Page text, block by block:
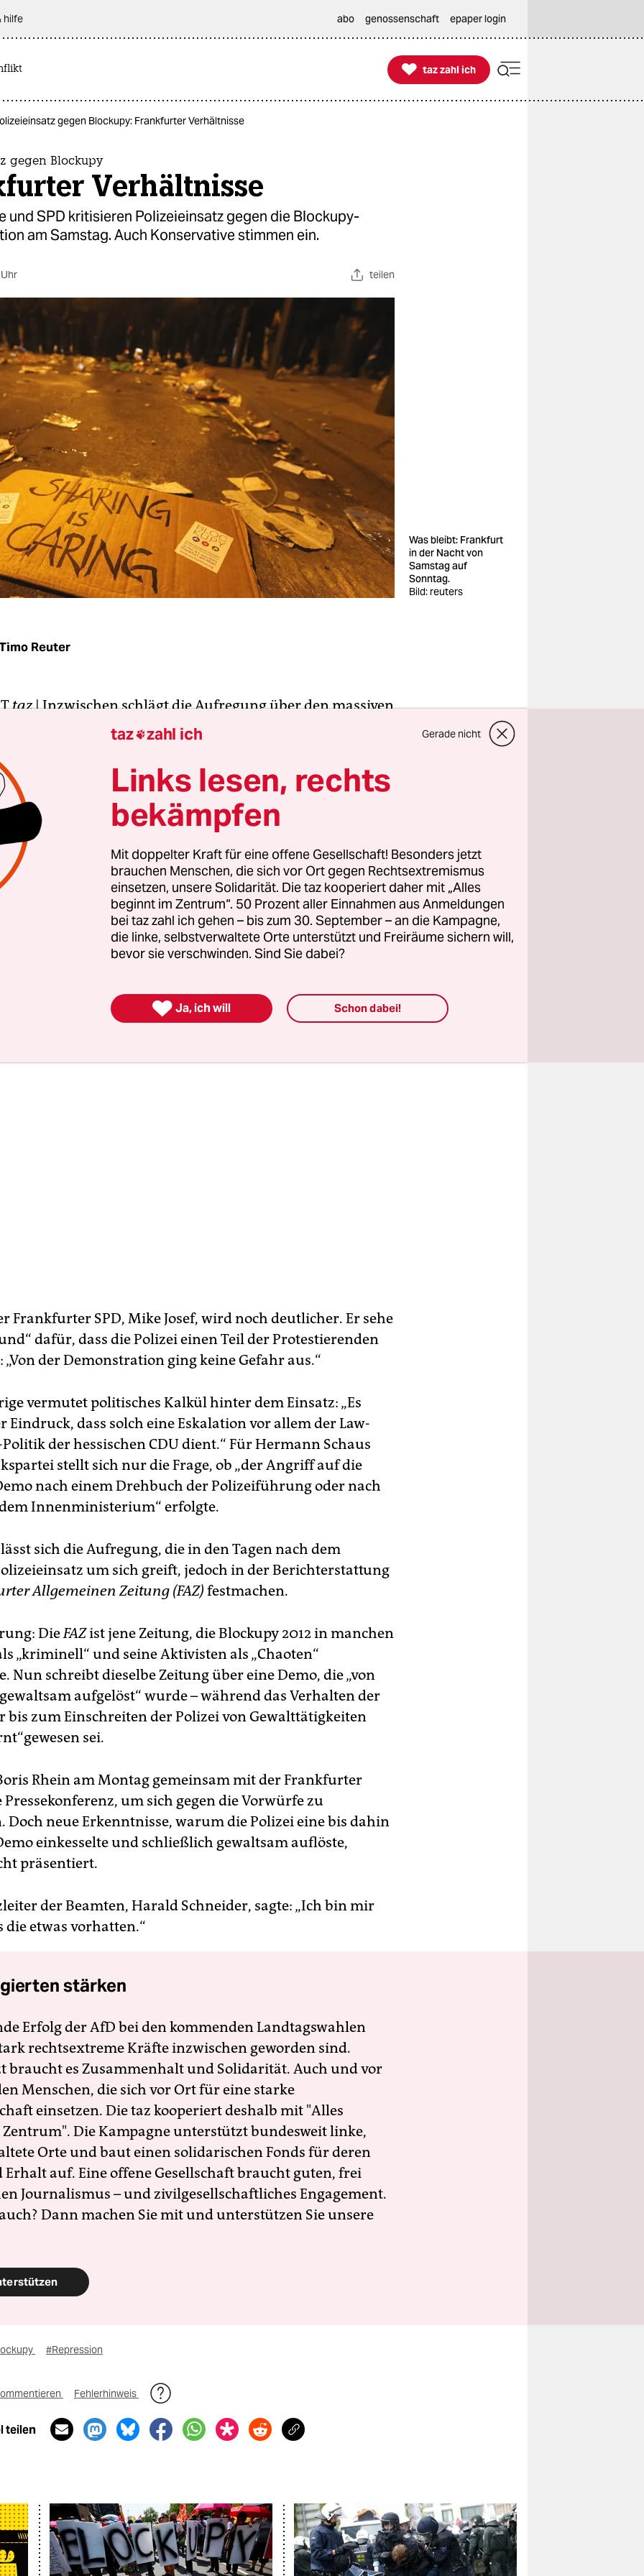
hilfe abo genossenschaft epaper login

taz zahl ich
taz zahl ich
gegen Blockupy: Frankfurter Verhältnisse
gegen Blockupy
Verhältnisse
und SPD kritisieren Polizeieinsatz gegen die Blockupy-
am Samstag. Auch Konservative stimmen ein.
teilen
Was bleibt: Frankfurt
in der Nacht von
Samstag auf
Sonntag.
Bild: reuters
Reuter
taz|Inzwischen schlägt die Aufregung über den massiven
gegen die Blockupy-Demonstration vom Samstag hohe
Linkspartei fordert den Rücktritt des hessischen
Boris Rhein (CDU). Roland Süß, Sprecher des
Blockupy, dem neben der Linkspartei auch Attac,
und linksradikale Gruppen angehören, bezeichnet
als „gewaltsame Beschneidung der
steht mit seinen Vorwürfen nicht alleine da: Auch die
Grünen, die im letzten Jahr wegen ihrer passiven Haltung
der Blockupy-Aktionstage noch heftige Kritik
mussten und in Frankfurt gemeinsam mit der CDU
„wie es zu einem teilweise unverhältnismäßigen
kommen konnte“.
Frankfurter SPD, Mike Josef, wird noch deutlicher. Er sehe
dafür, dass die Polizei einen Teil der Protestierenden
„Von der Demonstration ging keine Gefahr aus.“
vermutet politisches Kalkül hinter dem Einsatz: „Es
Eindruck, dass solch eine Eskalation vor allem der Law-
der hessischen CDU dient.“ Für Hermann Schaus
stellt sich nur die Frage, ob „der Angriff auf die
nach einem Drehbuch der Polizeiführung oder nach
Innenministerium“ erfolgte.
sich die Aufregung, die in den Tagen nach dem
um sich greift, jedoch in der Berichterstattung
Allgemeinen Zeitung (FAZ) festmachen.
DieFAZist jene Zeitung, die Blockupy 2012 in manchen
„kriminell“ und seine Aktivisten als „Chaoten“
Nun schreibt dieselbe Zeitung über eine Demo, die „von
aufgelöst“ wurde – während das Verhalten der
bis zum Einschreiten der Polizei von Gewalttätigkeiten
sei.
Rhein am Montag gemeinsam mit der Frankfurter
Pressekonferenz, um sich gegen die Vorwürfe zu
Doch neue Erkenntnisse, warum die Polizei eine bis dahin
einkesselte und schließlich gewaltsam auflöste,
präsentiert.
der Beamten, Harald Schneider, sagte: „Ich bin mir
die etwas vorhatten.“
stärken
Erfolg der AfD bei den kommenden Landtagswahlen
rechtsextreme Kräfte inzwischen geworden sind.
braucht es Zusammenhalt und Solidarität. Auch und vor
Menschen, die sich vor Ort für eine starke
einsetzen. Die taz kooperiert deshalb mit "Alles
Die Kampagne unterstützt bundesweit linke,
Orte und baut einen solidarischen Fonds für deren
Erhalt auf. Eine offene Gesellschaft braucht guten, frei
Journalismus – und zivilgesellschaftliches Engagement.
Dann machen Sie mit und unterstützen Sie unsere
#Repression
Fehlerhinweis
teilen
taz zahl ich Gerade nicht
Links lesen, rechts
bekämpfen
Mit doppelter Kraft für eine offene Gesellschaft! Besonders jetzt
brauchen Menschen, die sich vor Ort gegen Rechtsextremismus
einsetzen, unsere Solidarität. Die taz kooperiert daher mit „Alles
beginnt im Zentrum“. 50 Prozent aller Einnahmen aus Anmeldungen
bei taz zahl ich gehen – bis zum 30. September – an die Kampagne,
die linke, selbstverwaltete Orte unterstützt und Freiräume sichern will,
bevor sie verschwinden. Sind Sie dabei?
 Ja, ich will Schon dabei!